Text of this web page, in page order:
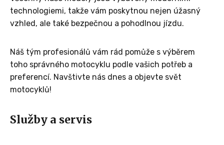
technologiemi, takže vám poskytnou nejen úžasný
vzhled, ale také bezpečnou a pohodlnou jízdu.
Náš tým profesionálů vám rád pomůže s výběrem
toho správného motocyklu podle vašich potřeb a
preferencí. Navštivte nás dnes a objevte svět
motocyklů!
Služby a servis